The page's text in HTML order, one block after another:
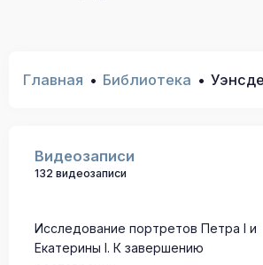
Главная Библиотека
Видеозаписи
132 видеозаписи
Исследование портретов Петра I и
Екатерины I. К завершению